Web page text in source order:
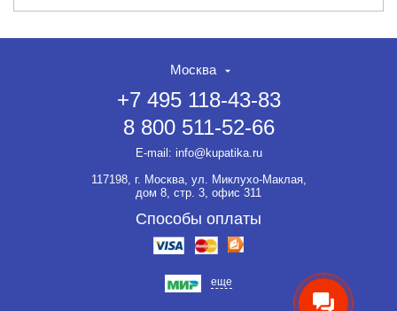
Москва
+7 495 118-43-83
8 800 511-52-66
E-mail: info@kupatika.ru
117198, г. Москва, ул. Миклухо-Маклая,
дом 8, стр. 3, офис 311
Способы оплаты
еще